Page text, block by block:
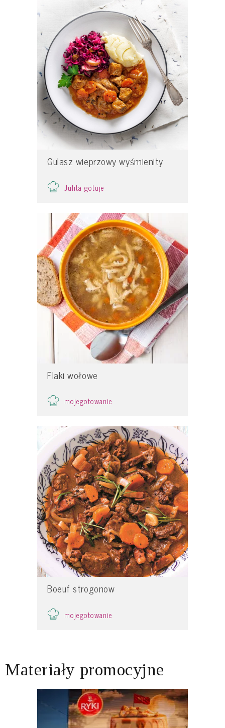
Gulasz wieprzowy wyśmienity
Julita gotuje
Flaki wołowe
mojegotowanie
Boeuf strogonow
mojegotowanie
Materiały promocyjne